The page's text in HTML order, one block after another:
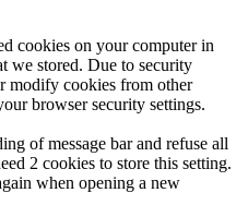
cookies on your computer in
we stored. Due to security
modify cookies from other
browser security settings.
of message bar and refuse all
2 cookies to store this setting.
when opening a new